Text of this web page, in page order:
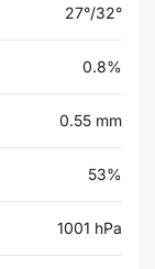
27°/32°
0.8%
0.55 mm
53%
1001 hPa